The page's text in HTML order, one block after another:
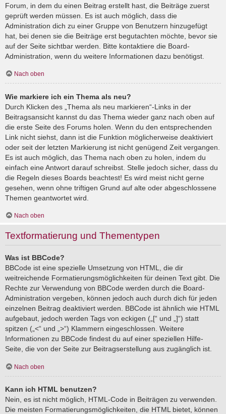
Forum, in dem du einen Beitrag erstellt hast, die Beiträge zuerst
geprüft werden müssen. Es ist auch möglich, dass die
Administration dich zu einer Gruppe von Benutzern hinzugefügt
hat, bei denen sie die Beiträge erst begutachten möchte, bevor sie
auf der Seite sichtbar werden. Bitte kontaktiere die Board-
Administration, wenn du weitere Informationen dazu benötigst.
Nach oben
Wie markiere ich ein Thema als neu?
Durch Klicken des „Thema als neu markieren“-Links in der
Beitragsansicht kannst du das Thema wieder ganz nach oben auf
die erste Seite des Forums holen. Wenn du den entsprechenden
Link nicht siehst, dann ist die Funktion möglicherweise deaktiviert
oder seit der letzten Markierung ist nicht genügend Zeit vergangen.
Es ist auch möglich, das Thema nach oben zu holen, indem du
einfach eine Antwort darauf schreibst. Stelle jedoch sicher, dass du
die Regeln dieses Boards beachtest! Es wird meist nicht gerne
gesehen, wenn ohne triftigen Grund auf alte oder abgeschlossene
Themen geantwortet wird.
Nach oben
Textformatierung und Thementypen
Was ist BBCode?
BBCode ist eine spezielle Umsetzung von HTML, die dir
weitreichende Formatierungsmöglichkeiten für deinen Text gibt. Die
Rechte zur Verwendung von BBCode werden durch die Board-
Administration vergeben, können jedoch auch durch dich für jeden
einzelnen Beitrag deaktiviert werden. BBCode ist ähnlich wie HTML
aufgebaut, jedoch werden Tags von eckigen („[“ und „]“) statt
spitzen („<“ und „>“) Klammern eingeschlossen. Weitere
Informationen zu BBCode findest du auf einer speziellen Hilfe-
Seite, die von der Seite zur Beitragserstellung aus zugänglich ist.
Nach oben
Kann ich HTML benutzen?
Nein, es ist nicht möglich, HTML-Code in Beiträgen zu verwenden.
Die meisten Formatierungsmöglichkeiten, die HTML bietet, können